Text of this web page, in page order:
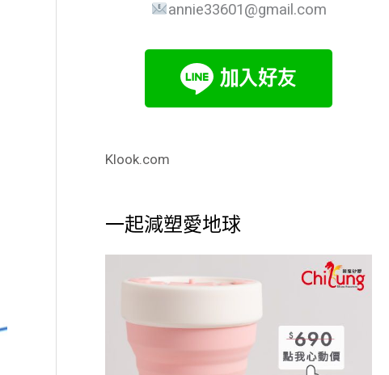
annie33601@gmail.com
Klook.com
一起減塑愛地球